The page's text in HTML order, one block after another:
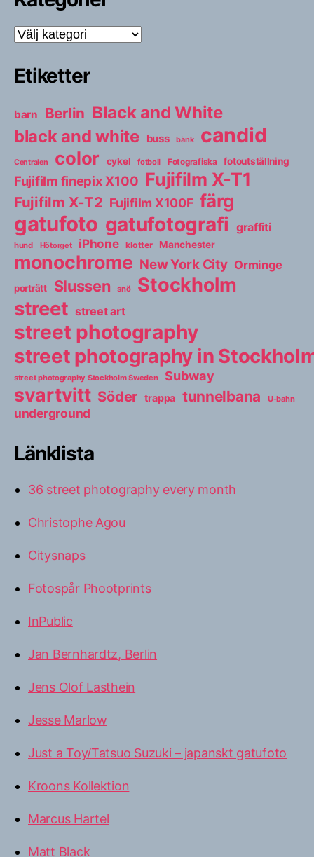
Kategorier
Etiketter
barn Berlin Black and White
black and white
buss bänk candid
Centralen color cykel fotboll Fotografiska fotoutställning
Fujifilm finepix X100 Fujifilm X-T1
Fujifilm X-T2 Fujifilm X100F färg
gatufoto gatufotografi graffiti
hund Hötorget iPhone klotter Manchester
monochrome New York City Orminge
porträtt Slussen snö Stockholm
street street art
street photography
street photography in
street photography Stockholm Sweden Subway
svartvitt Söder trappa tunnelbana U-bahn
underground
Länklista
36 street photography every month
Christophe Agou
Citysnaps
Fotospår Phootprints
InPublic
Jan Bernhardtz, Berlin
Jens Olof Lasthein
Jesse Marlow
Just a Toy/Tatsuo Suzuki – japanskt gatufoto
Kroons Kollektion
Marcus Hartel
Matt Black